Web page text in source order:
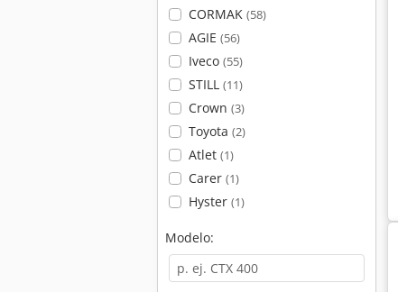
CORMAK (58)
AGIE (56)
Iveco (55)
STILL (11)
Crown (3)
Toyota (2)
Atlet (1)
Carer (1)
Hyster (1)
Modelo: